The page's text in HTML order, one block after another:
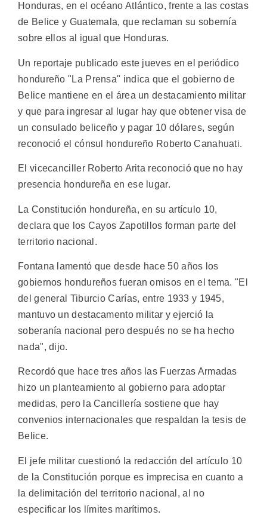
Honduras, en el océano Atlántico, frente a las costas
de Belice y Guatemala, que reclaman su sobernía
sobre ellos al igual que Honduras.
Un reportaje publicado este jueves en el periódico
hondureño "La Prensa" indica que el gobierno de
Belice mantiene en el área un destacamiento militar
y que para ingresar al lugar hay que obtener visa de
un consulado beliceño y pagar 10 dólares, según
reconoció el cónsul hondureño Roberto Canahuati.
El vicecanciller Roberto Arita reconoció que no hay
presencia hondureña en ese lugar.
La Constitución hondureña, en su artículo 10,
declara que los Cayos Zapotillos forman parte del
territorio nacional.
Fontana lamentó que desde hace 50 años los
gobiernos hondureños fueran omisos en el tema. "El
del general Tiburcio Carías, entre 1933 y 1945,
mantuvo un destacamento militar y ejerció la
soberanía nacional pero después no se ha hecho
nada", dijo.
Recordó que hace tres años las Fuerzas Armadas
hizo un planteamiento al gobierno para adoptar
medidas, pero la Cancillería sostiene que hay
convenios internacionales que respaldan la tesis de
Belice.
El jefe militar cuestionó la redacción del artículo 10
de la Constitución porque es imprecisa en cuanto a
la delimitación del territorio nacional, al no
especificar los límites marítimos.